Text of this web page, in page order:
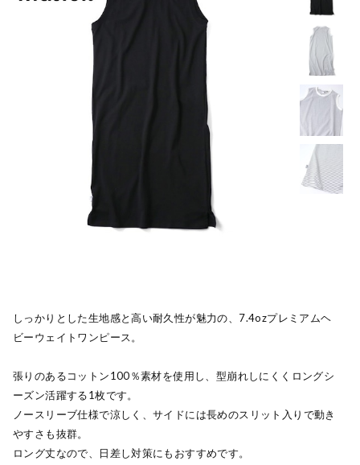
しっかりとした生地感と高い耐久性が魅力の、7.4ozプレミアムヘ
ビーウェイトワンピース。
張りのあるコットン100％素材を使用し、型崩れしにくくロングシ
ーズン活躍する1枚です。
ノースリーブ仕様で涼しく、サイドには長めのスリット入りで動き
やすさも抜群。
ロング丈なので、日差し対策にもおすすめです。